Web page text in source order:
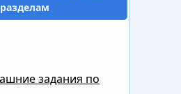
разделам
задания по